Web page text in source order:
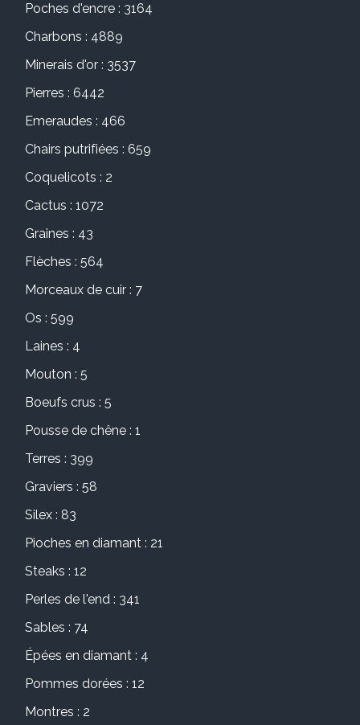
Poches d'encre : 3164
Charbons : 4889
Minerais d'or : 3537
Pierres : 6442
Emeraudes : 466
Chairs putrifiées : 659
Coquelicots : 2
Cactus : 1072
Graines : 43
Flèches : 564
Morceaux de cuir : 7
Os : 599
Laines : 4
Mouton : 5
Boeufs crus : 5
Pousse de chêne : 1
Terres : 399
Graviers : 58
Silex : 83
Pioches en diamant : 21
Steaks : 12
Perles de l'end : 341
Sables : 74
Épées en diamant : 4
Pommes dorées : 12
Montres : 2